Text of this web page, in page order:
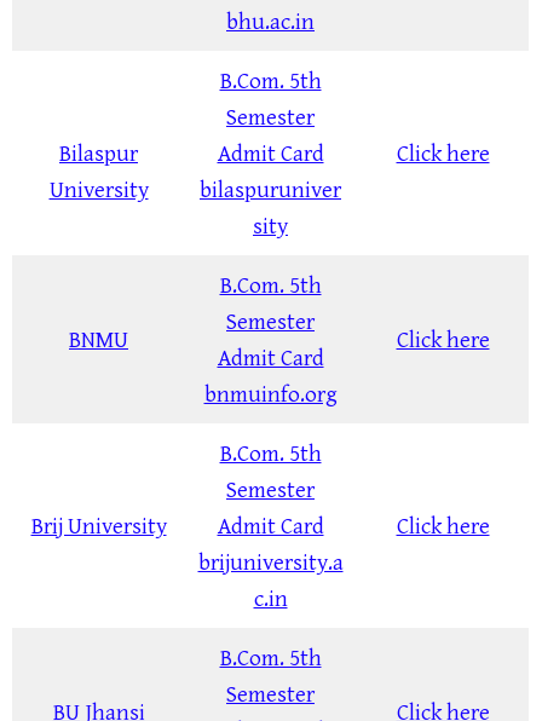
bhu.ac.in
Bilaspur
University
B.Com. 5th
Semester
Admit Card
bilaspuruniver
sity
Click here
BNMU
B.Com. 5th
Semester
Admit Card
bnmuinfo.org
Click here
Brij University
B.Com. 5th
Semester
Admit Card
brijuniversity.a
c.in
Click here
BU Jhansi
B.Com. 5th
Semester
Click here